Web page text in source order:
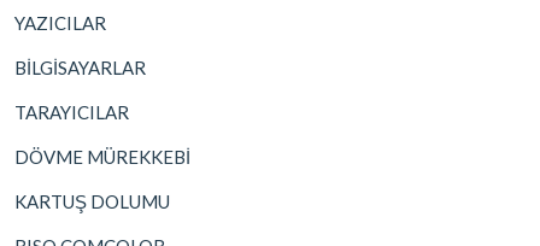
YAZICILAR
BİLGİSAYARLAR
TARAYICILAR
DÖVME MÜREKKEBİ
KARTUŞ DOLUMU